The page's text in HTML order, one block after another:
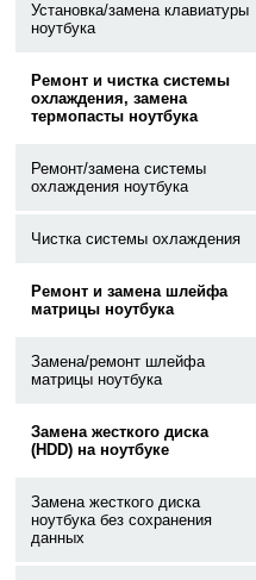
Установка/замена клавиатуры
ноутбука
Ремонт и чистка системы
охлаждения, замена
термопасты ноутбука
Ремонт/замена системы
охлаждения ноутбука
Чистка системы охлаждения
Ремонт и замена шлейфа
матрицы ноутбука
Замена/ремонт шлейфа
матрицы ноутбука
Замена жесткого диска
(HDD) на ноутбуке
Замена жесткого диска
ноутбука без сохранения
данных